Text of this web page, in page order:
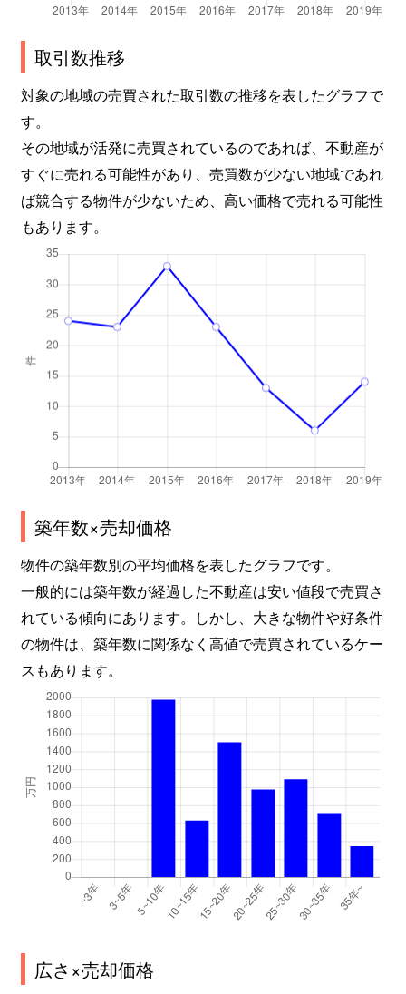
取引数推移
対象の地域の売買された取引数の推移を表したグラフで
す。
その地域が活発に売買されているのであれば、不動産が
すぐに売れる可能性があり、売買数が少ない地域であれ
ば競合する物件が少ないため、高い価格で売れる可能性
もあります。
築年数×売却価格
物件の築年数別の平均価格を表したグラフです。
一般的には築年数が経過した不動産は安い値段で売買さ
れている傾向にあります。しかし、大きな物件や好条件
の物件は、築年数に関係なく高値で売買されているケー
スもあります。
広さ×売却価格